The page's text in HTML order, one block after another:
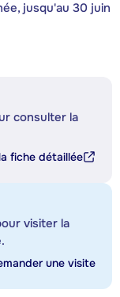
jusqu'au 30 juin
consulter la
fiche détaillée
visiter la
une visite